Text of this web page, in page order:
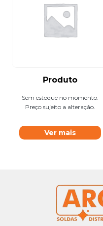
Produto
Sem estoque no momento.
Preço sujeito a alteração.
Ver mais